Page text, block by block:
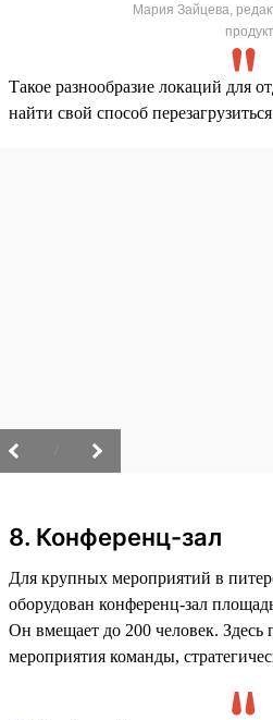
Мария Зайцева,
Такое разнообразие локаций для
найти свой способ
8. Конференц-зал
Для крупных мероприятий в
оборудован конференц-зал
Он вмещает до 200 человек. Здесь
мероприятия команды,